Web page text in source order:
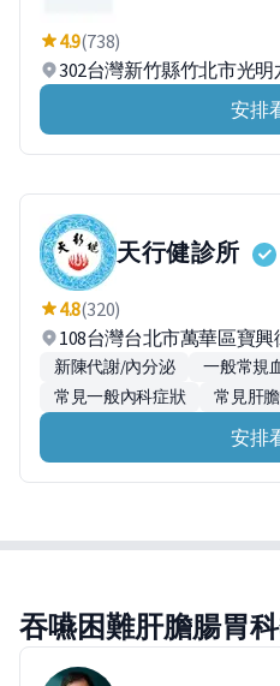
4.9(738)
302台灣新竹縣竹北市光明
安排
天行健診所
4.8(320)
108台灣台北市萬華區寶興
新陳代謝/內分泌
一般常規
常見一般內科症狀
常見肝
安排
吞嚥困難肝膽腸胃